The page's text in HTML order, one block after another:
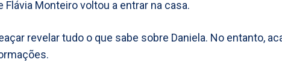
Flávia Monteiro voltou a entrar na casa.
revelar tudo o que sabe sobre Daniela. No entanto,